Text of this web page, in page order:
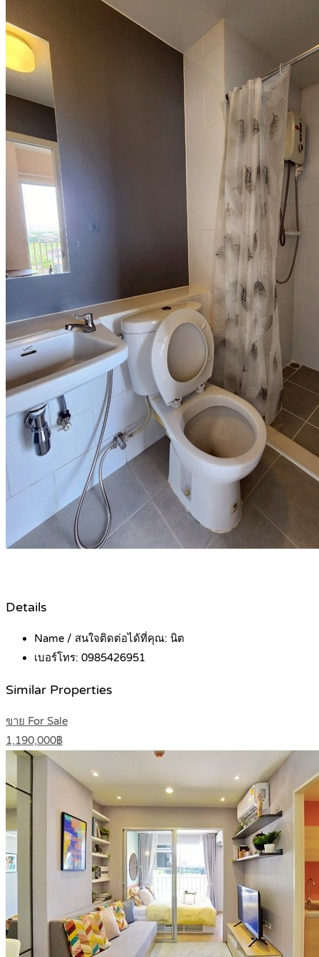
Details
Name / สนใจติดต่อได้ที่คุณ: นิต
เบอร์โทร: 0985426951
Similar Properties
ขาย For Sale
1,190,000฿